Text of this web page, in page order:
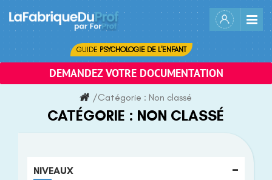
content
GUIDE PSYCHOLOGIE DE L'ENFANT
DEMANDEZ VOTRE DOCUMENTATION
/Catégorie : Non classé
CATÉGORIE : NON CLASSÉ
NIVEAUX -